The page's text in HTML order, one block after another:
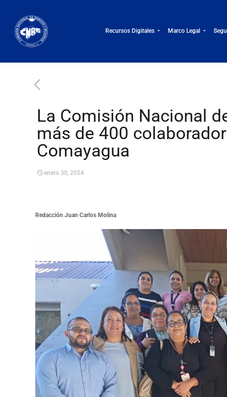
Recursos Digitales Marco Legal
La Comisión Nacional
más de 400
Comayagua
enero 30, 2024
Redacción Juan Carlos Molina